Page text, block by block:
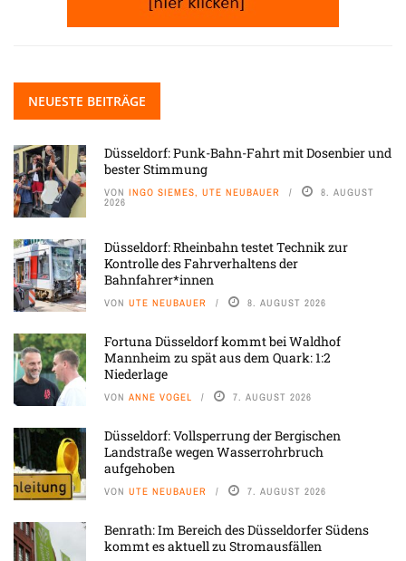
NEUESTE BEITRÄGE
Düsseldorf: Punk-Bahn-Fahrt mit Dosenbier und
bester Stimmung
VON INGO SIEMES, UTE NEUBAUER 8. AUGUST
2026
Düsseldorf: Rheinbahn testet Technik zur
Kontrolle des Fahrverhaltens der
Bahnfahrer*innen
VON UTE NEUBAUER 8. AUGUST 2026
Fortuna Düsseldorf kommt bei Waldhof
Mannheim zu spät aus dem Quark: 1:2
Niederlage
VON ANNE VOGEL 7. AUGUST 2026
Düsseldorf: Vollsperrung der Bergischen
Landstraße wegen Wasserrohrbruch
aufgehoben
VON UTE NEUBAUER 7. AUGUST 2026
Benrath: Im Bereich des Düsseldorfer Südens
kommt es aktuell zu Stromausfällen